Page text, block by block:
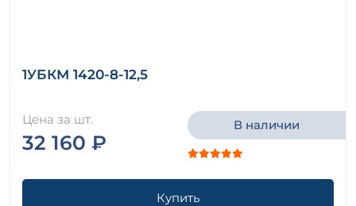
1УБКМ 1420-8-12,5
Цена за шт.
32 160 ₽
В наличии
Купить